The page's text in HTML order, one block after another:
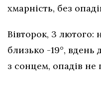
хмарність, без
Вівторок, 3 лютого:
близько -19°, вдень
з сонцем, опадів не